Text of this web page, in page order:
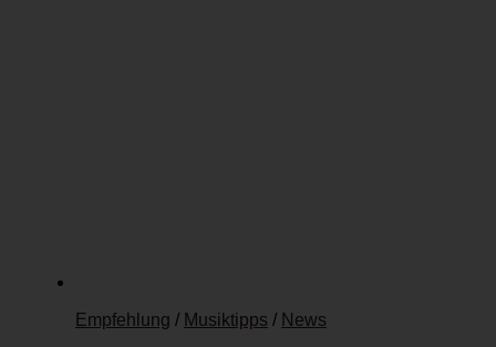
Empfehlung / Musiktipps / News